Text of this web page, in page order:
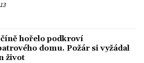
hořelo podkroví
domu. Požár si vyžádal
život